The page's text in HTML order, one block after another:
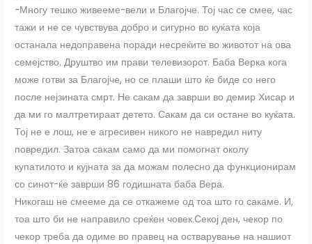
-Многу тешко живееме-вели и Благојче. Тој час се смее, час
тажи и не се чувствува добро и сигурно во куќата која
останала недоправена поради несреќите во животот на ова
семејство. Друштво им прави телевизорот. Баба Верка кога
може готви за Благојче, но се плаши што ќе биде со него
после нејзината смрт. Не сакам да заврши во демир Хисар и
да ми го малтретираат детето. Сакам да си остане во куќата.
Тој не е лош, не е агресивен никого не навредил ниту
повредил. Затоа сакам само да ми помогнат околу
купатилото и кујната за да можам полесно да функционирам
со синот-ќе заврши 86 годишната баба Вера.
Никогаш не смееме да се откажеме од тоа што го сакаме. И,
тоа што би не направило среќен човек.Секој ден, чекор по
чекор треба да одиме во правец на остварување на нашиот